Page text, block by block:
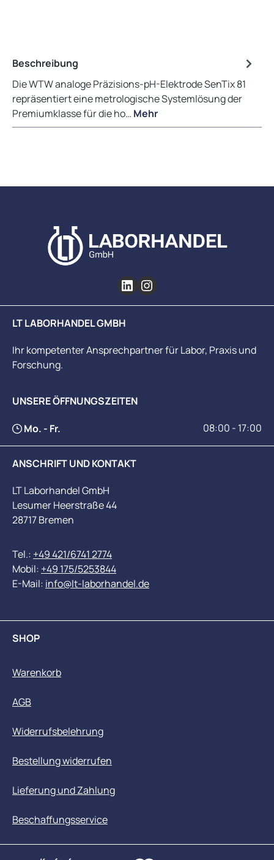
Beschreibung
Die WTW analoge Präzisions-pH-Elektrode SenTix 81
repräsentiert eine metrologische Systemlösung der
Premiumklasse für die ho… Mehr
LT LABORHANDEL GMBH
Ihr kompetenter Ansprechpartner für Labor, Praxis und
Forschung.
UNSERE ÖFFNUNGSZEITEN
Mo. - Fr. 08:00 - 17:00
ANSCHRIFT UND KONTAKT
LT Laborhandel GmbH
Lesumer Heerstraße 44
28717 Bremen
Tel.: +49 421/6741 2774
Mobil: +49 175/5253844
E-Mail: info@lt-laborhandel.de
SHOP
Warenkorb
AGB
Widerrufsbelehrung
Bestellung widerrufen
Lieferung und Zahlung
Beschaffungsservice